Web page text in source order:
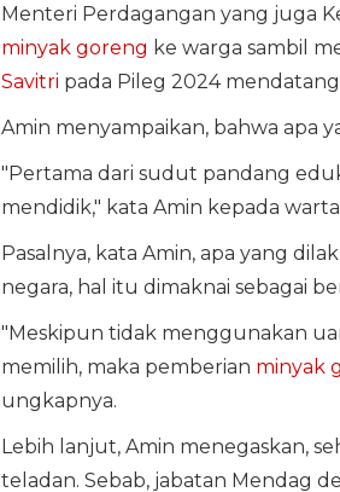
Menteri Perdagangan yang juga
minyak goreng ke warga sambil
Savitri pada Pileg 2024
Amin menyampaikan, bahwa apa
"Pertama dari sudut pandang
mendidik," kata Amin kepada
Pasalnya, kata Amin, apa yang
negara, hal itu dimaknai sebagai
"Meskipun tidak menggunakan
memilih, maka pemberian minyak
ungkapnya.
Lebih lanjut, Amin menegaskan,
teladan. Sebab, jabatan Mendag